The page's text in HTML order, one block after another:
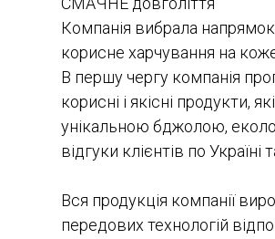
Компанія вибрала
корисне харчування на
В першу чергу компанія
корисні і якісні продукти,
унікальною бджолою,
відгуки клієнтів по Україні
Вся продукція компанії
передових технологій